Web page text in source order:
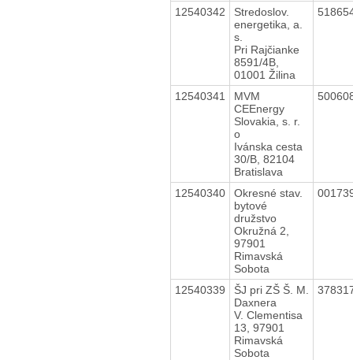
12540342
Stredoslov.
energetika, a.
s.
Pri Rajčianke
8591/4B,
01001 Žilina
12540341
MVM
CEEnergy
Slovakia, s. r.
o
Ivánska cesta
30/B, 82104
Bratislava
12540340
Okresné stav.
bytové
družstvo
Okružná 2,
97901
Rimavská
Sobota
12540339
ŠJ pri ZŠ Š. M.
Daxnera
V. Clementisa
13, 97901
Rimavská
Sobota